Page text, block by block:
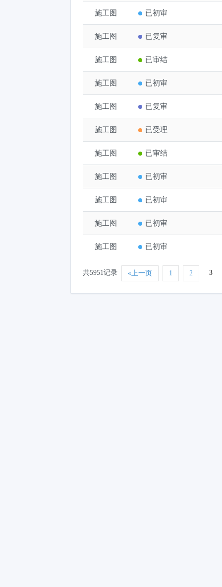
施工图 宁津县时集镇乡村振兴
已初审
施工图 德州玉鑫智能科技园项目
已复审
施工图 山东宝莱制罐有限公司仓
已审结
施工图 整车牵引碰撞实验室建设
已初审
施工图 年产5万吨粉末涂料项目-
已复审
施工图 鲁北发行中心文化综合
已受理
施工图 夏津县西部绿色工业园
已审结
施工图 夏津县西部绿色工业园
已初审
施工图 临邑县邢侗公园东片区
已初审
施工图 山东宇腾汽车部件有限
已初审
施工图 德城区养老示范项目外墙
已初审
共5951记录 «上一页 1 2 3